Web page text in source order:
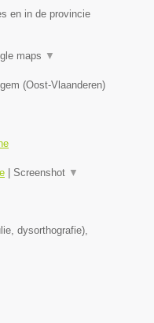
en in de provincie
maps ▼
(Oost-Vlaanderen)
Screenshot ▼
dysorthografie),